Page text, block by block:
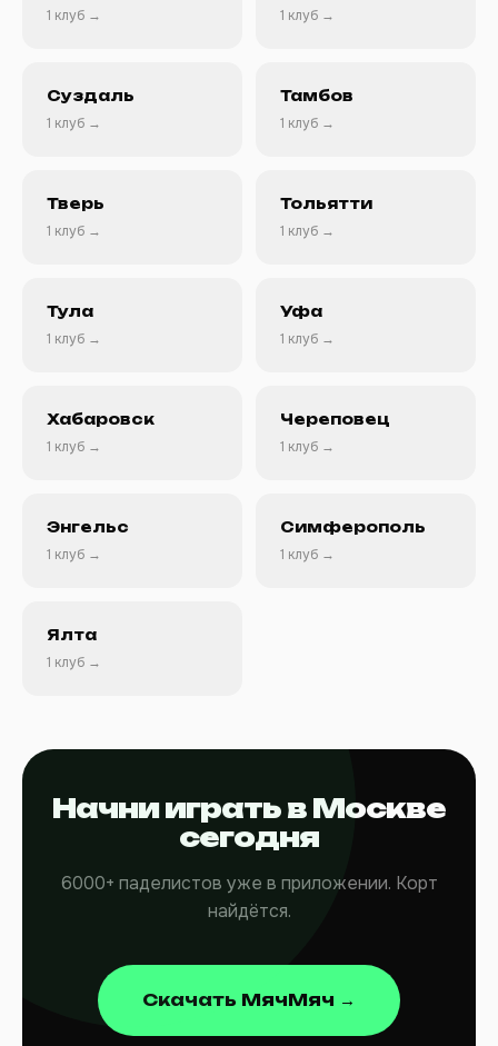
1 клуб →
1 клуб →
Суздаль
1 клуб →
Тамбов
1 клуб →
Тверь
1 клуб →
Тольятти
1 клуб →
Тула
1 клуб →
Уфа
1 клуб →
Хабаровск
1 клуб →
Череповец
1 клуб →
Энгельс
1 клуб →
Симферополь
1 клуб →
Ялта
1 клуб →
Начни играть в Москве
сегодня
6000+ паделистов уже в приложении. Корт
найдётся.
Скачать МячМяч →